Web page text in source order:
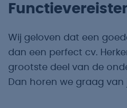
Wij geloven dat een
dan een perfect cv.
grootste deel van de
Dan horen we graag van